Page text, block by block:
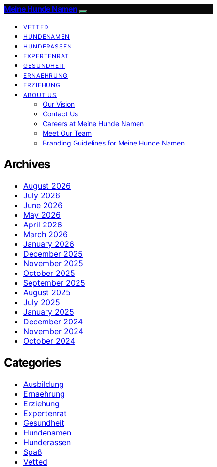
Meine Hunde Namen
VETTED
HUNDENAMEN
HUNDERASSEN
EXPERTENRAT
GESUNDHEIT
ERNAEHRUNG
ERZIEHUNG
ABOUT US
Our Vision
Contact Us
Careers at Meine Hunde Namen
Meet Our Team
Branding Guidelines for Meine Hunde Namen
Archives
August 2026
July 2026
June 2026
May 2026
April 2026
March 2026
January 2026
December 2025
November 2025
October 2025
September 2025
August 2025
July 2025
January 2025
December 2024
November 2024
October 2024
Categories
Ausbildung
Ernaehrung
Erziehung
Expertenrat
Gesundheit
Hundenamen
Hunderassen
Spaß
Vetted